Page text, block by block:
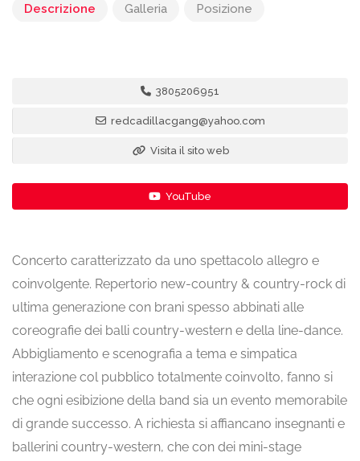
Descrizione Galleria Posizione
3805206951
redcadillacgang@yahoo.com
Visita il sito web
YouTube
Concerto caratterizzato da uno spettacolo allegro e
coinvolgente. Repertorio new-country & country-rock di
ultima generazione con brani spesso abbinati alle
coreografie dei balli country-western e della line-dance.
Abbigliamento e scenografia a tema e simpatica
interazione col pubblico totalmente coinvolto, fanno si
che ogni esibizione della band sia un evento memorabile
di grande successo. A richiesta si affiancano insegnanti e
ballerini country-western, che con dei mini-stage